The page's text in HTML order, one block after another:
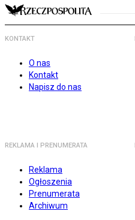
KONTAKT
O nas
Kontakt
Napisz do nas
REKLAMA I PRENUMERATA
Reklama
Ogłoszenia
Prenumerata
Archiwum